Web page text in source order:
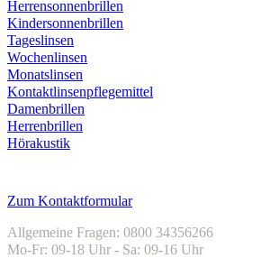
Herrensonnenbrillen
Kindersonnenbrillen
Tageslinsen
Wochenlinsen
Monatslinsen
Kontaktlinsenpflegemittel
Damenbrillen
Herrenbrillen
Hörakustik
Zum Kontaktformular
Allgemeine Fragen: 0800 34356266
Mo-Fr: 09-18 Uhr - Sa: 09-16 Uhr